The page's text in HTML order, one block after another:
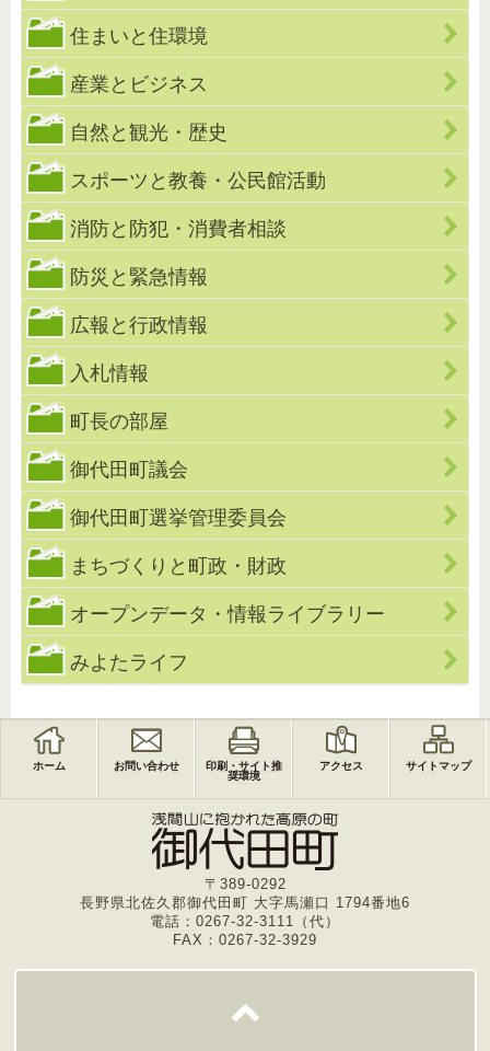
住まいと住環境
産業とビジネス
自然と観光・歴史
スポーツと教養・公民館活動
消防と防犯・消費者相談
防災と緊急情報
広報と行政情報
入札情報
町長の部屋
御代田町議会
御代田町選挙管理委員会
まちづくりと町政・財政
オープンデータ・情報ライブラリー
みよたライフ
ホーム お問い合わせ
印刷・サイト推
奨環境
アクセス サイトマップ
〒389-0292
長野県北佐久郡御代田町 大字馬瀬口 1794番地6
電話：0267-32-3111（代）
FAX：0267-32-3929